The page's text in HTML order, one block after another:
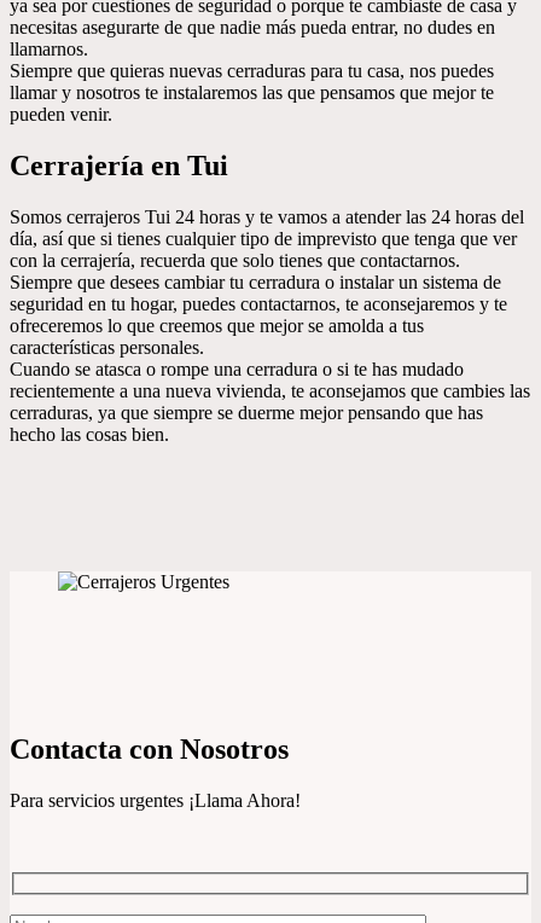
ya sea por cuestiones de seguridad o porque te cambiaste de casa y
necesitas asegurarte de que nadie más pueda entrar, no dudes en
llamarnos.
Siempre que quieras nuevas cerraduras para tu casa, nos puedes
llamar y nosotros te instalaremos las que pensamos que mejor te
pueden venir.
Cerrajería en Tui
Somos cerrajeros Tui 24 horas y te vamos a atender las 24 horas del
día, así que si tienes cualquier tipo de imprevisto que tenga que ver
con la cerrajería, recuerda que solo tienes que contactarnos.
Siempre que desees cambiar tu cerradura o instalar un sistema de
seguridad en tu hogar, puedes contactarnos, te aconsejaremos y te
ofreceremos lo que creemos que mejor se amolda a tus
características personales.
Cuando se atasca o rompe una cerradura o si te has mudado
recientemente a una nueva vivienda, te aconsejamos que cambies las
cerraduras, ya que siempre se duerme mejor pensando que has
hecho las cosas bien.
Contacta con Nosotros
Para servicios urgentes ¡Llama Ahora!